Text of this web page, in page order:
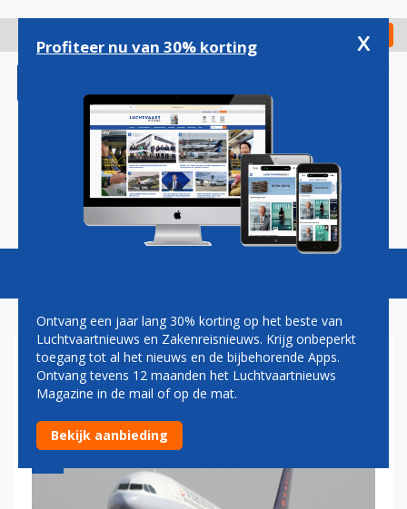
gaan
Check in
Magazine Podcasts Vacatures
BRUSSELS AIRPORT WACHT
RECORDDRUKTE IN WEEKEND
Profiteer nu van 30% korting x
Ontvang een jaar lang 30% korting op het beste van
Luchtvaartnieuws en Zakenreisnieuws. Krijg onbeperkt
toegang tot al het nieuws en de bijbehorende Apps.
Ontvang tevens 12 maanden het Luchtvaartnieuws
Magazine in de mail of op de mat.
Bekijk aanbieding